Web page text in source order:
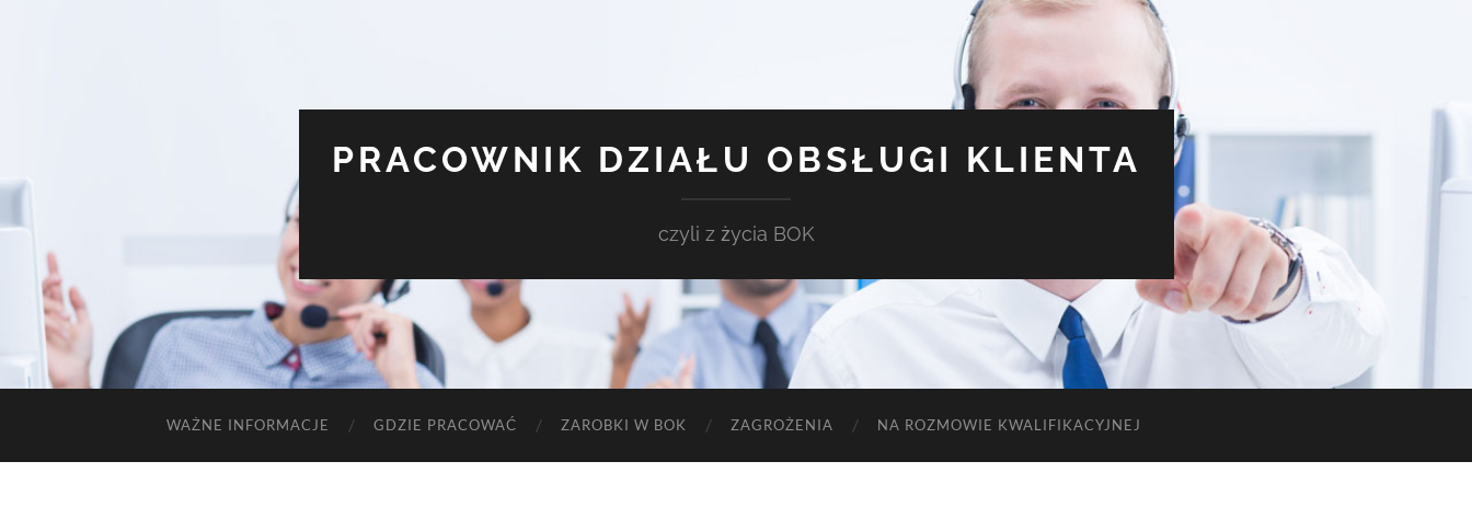
PRACOWNIK DZIAŁU OBSŁUGI KLIENTA
czyli z życia BOK
WAŻNE INFORMACJE GDZIE PRACOWAĆ ZAROBKI W BOK ZAGROŻENIA NA ROZMOWIE KWALIFIKACYJNEJ